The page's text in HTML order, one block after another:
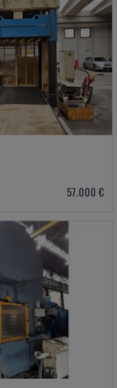
57.000 €